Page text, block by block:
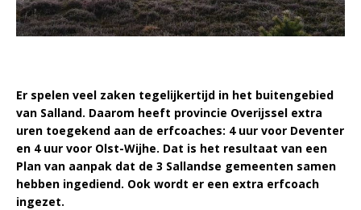
Er spelen veel zaken tegelijkertijd in het buitengebied
van Salland. Daarom heeft provincie Overijssel extra
uren toegekend aan de erfcoaches: 4 uur voor Deventer
en 4 uur voor Olst-Wijhe. Dat is het resultaat van een
Plan van aanpak dat de 3 Sallandse gemeenten samen
hebben ingediend. Ook wordt er een extra erfcoach
ingezet.